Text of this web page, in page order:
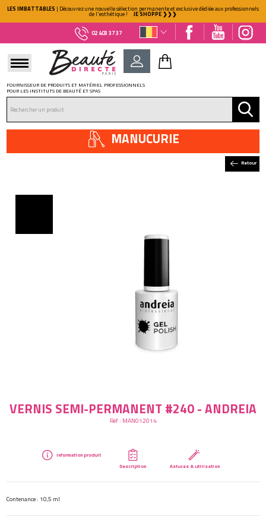
LES IMBATTABLES | Découvrez une nouvelle sélection permanente et exclusive dédiée aux professionnels
de l'esthétique ! JE SHOPPE ❯❯❯
02 403 37 37
FOURNISSEUR DE PRODUITS ET MATÉRIEL PROFESSIONNELS
POUR LES INSTITUTS DE BEAUTÉ ET SPAS
Retour
MANUCURIE
VERNIS SEMI-PERMANENT #240 - ANDREIA
Réf : MAN012014
Information produit
Description
Astuces & utilisation
Contenance : 10,5 ml